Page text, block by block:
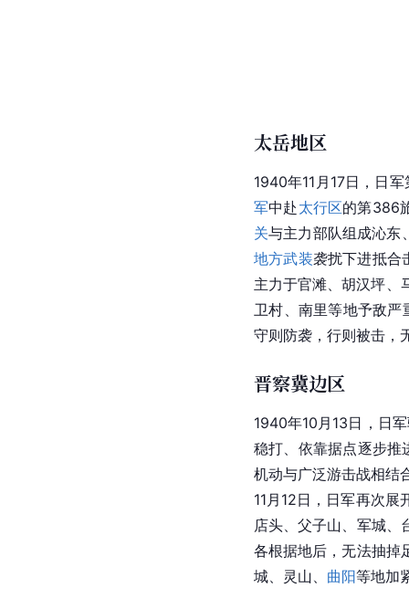
太岳地区
1940年11月17日，日
军中赴 太行区的第386
关与主力部队组成沁东
地方武装袭扰下进抵合
主力于官滩、胡汉坪、
卫村、南里等地予敌严
守则防袭，行则被击，
晋察冀边区
1940年10月13日，日
稳打、依靠据点逐步推
机动与广泛游击战相结
11月12日，日军再次
店头、父子山、军城、
各根据地后，无法抽掉
城、灵山、 曲阳等地加